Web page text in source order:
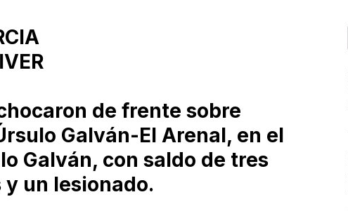
de frente sobre
Galván-El Arenal, en el
Galván, con saldo de tres
un lesionado.